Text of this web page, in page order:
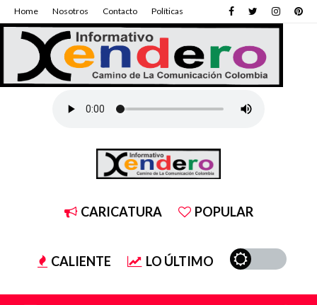
Home Nosotros Contacto Políticas
CARICATURA POPULAR
CALIENTE LO ÚLTIMO